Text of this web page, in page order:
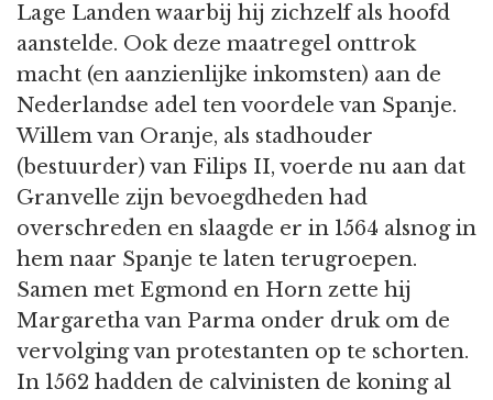
Lage Landen waarbij hij zichzelf als hoofd
aanstelde. Ook deze maatregel onttrok
macht (en aanzienlijke inkomsten) aan de
Nederlandse adel ten voordele van Spanje.
Willem van Oranje, als stadhouder
(bestuurder) van Filips II, voerde nu aan dat
Granvelle zijn bevoegdheden had
overschreden en slaagde er in 1564 alsnog in
hem naar Spanje te laten terugroepen.
Samen met Egmond en Horn zette hij
Margaretha van Parma onder druk om de
vervolging van protestanten op te schorten.
In 1562 hadden de calvinisten de koning al